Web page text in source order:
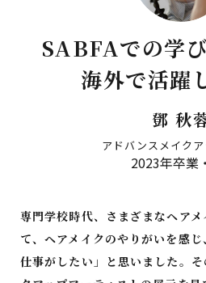
アドバンス メイクアップ
ク
無料説明会＆体験講座
教材
学生・卒業生の声
SABFAでの学
海外で活躍
鄧 秋
アドバンスメイク
2023年卒業
専門学校時代、さまざまなヘア
て、ヘアメイクのやりがいを感
仕事がしたい」と思いました。